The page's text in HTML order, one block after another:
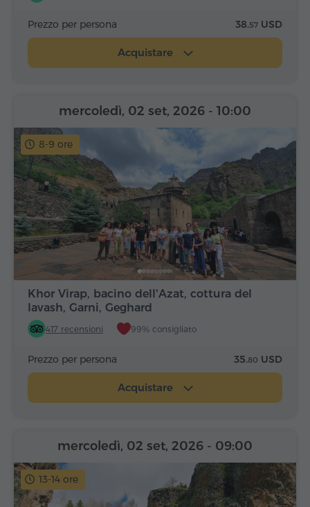
Prezzo per persona 38.57 USD
Acquistare
8-9 ore
Khor Virap, bacino dell'Azat, cottura del
lavash, Garni, Geghard
417 recensioni 99% consigliato
mercoledì, 02 set, 2026 - 10:00
Prezzo per persona 35.80 USD
Acquistare
13-14 ore
mercoledì, 02 set, 2026 - 09:00